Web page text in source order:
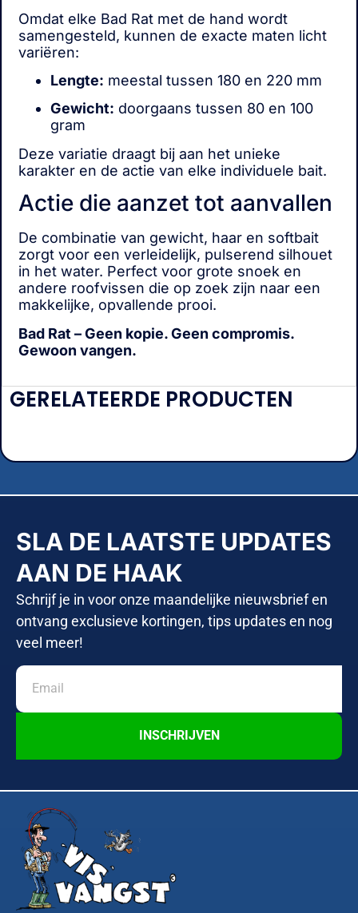
Omdat elke Bad Rat met de hand wordt
samengesteld, kunnen de exacte maten licht
variëren:
Lengte: meestal tussen 180 en 220 mm
Gewicht: doorgaans tussen 80 en 100
gram
Deze variatie draagt bij aan het unieke
karakter en de actie van elke individuele bait.
Actie die aanzet tot aanvallen
De combinatie van gewicht, haar en softbait
zorgt voor een verleidelijk, pulserend silhouet
in het water. Perfect voor grote snoek en
andere roofvissen die op zoek zijn naar een
makkelijke, opvallende prooi.
Bad Rat – Geen kopie. Geen compromis.
Gewoon vangen.
GERELATEERDE PRODUCTEN
SLA DE LAATSTE UPDATES
AAN DE HAAK
Schrijf je in voor onze maandelijke nieuwsbrief en
ontvang exclusieve kortingen, tips updates en nog
veel meer!
INSCHRIJVEN